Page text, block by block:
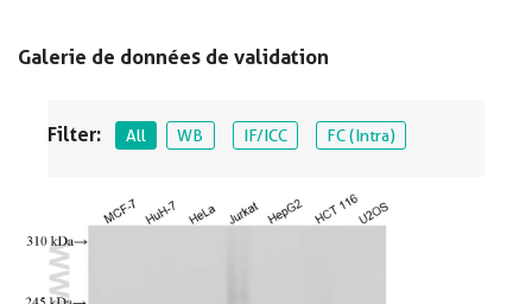
Galerie de données de validation
Filter: All WB IF/ICC FC (Intra)